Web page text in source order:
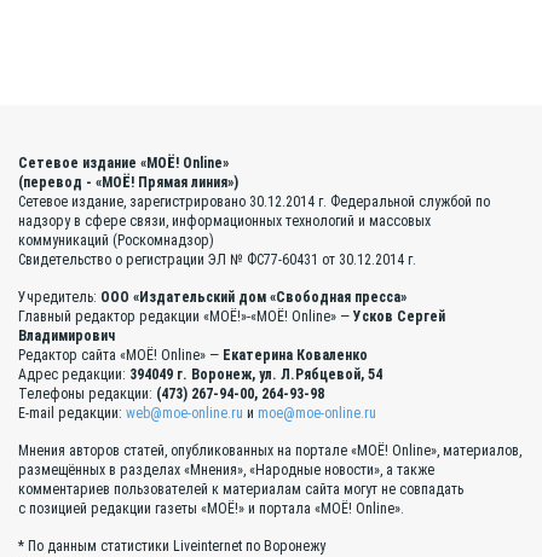
Сетевое издание «МОЁ! Online»
(перевод - «МОЁ! Прямая линия»)
Сетевое издание, зарегистрировано 30.12.2014 г. Федеральной службой по
надзору в сфере связи, информационных технологий и массовых
коммуникаций (Роскомнадзор)
Свидетельство о регистрации ЭЛ № ФС77-60431 от 30.12.2014 г.
Учредитель: ООО «Издательский дом «Свободная пресса»
Главный редактор редакции «МОЁ!»-«МОЁ! Online» — Усков Сергей
Владимирович
Редактор сайта «МОЁ! Online» — Екатерина Коваленко
Адрес редакции: 394049 г. Воронеж, ул. Л.Рябцевой, 54
Телефоны редакции: (473) 267-94-00, 264-93-98
E-mail редакции: web@moe-online.ru и moe@moe-online.ru
Мнения авторов статей, опубликованных на портале «МОЁ! Online», материалов,
размещённых в разделах «Мнения», «Народные новости», а также
комментариев пользователей к материалам сайта могут не совпадать
с позицией редакции газеты «МОЁ!» и портала «МОЁ! Online».
* По данным статистики Liveinternet по Воронежу